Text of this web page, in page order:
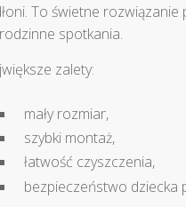
To świetne
spotkania.
zalety:
mały rozmiar,
szybki montaż,
łatwość czyszczenia,
bezpieczeństwo dziecka